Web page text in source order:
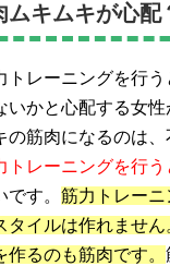
キムキが心配
トレーニングを行う
かと心配する女性
の筋肉になるのは
トレーニングを行
です。 筋力トレー
タイルは作れませ
るのも筋肉です。